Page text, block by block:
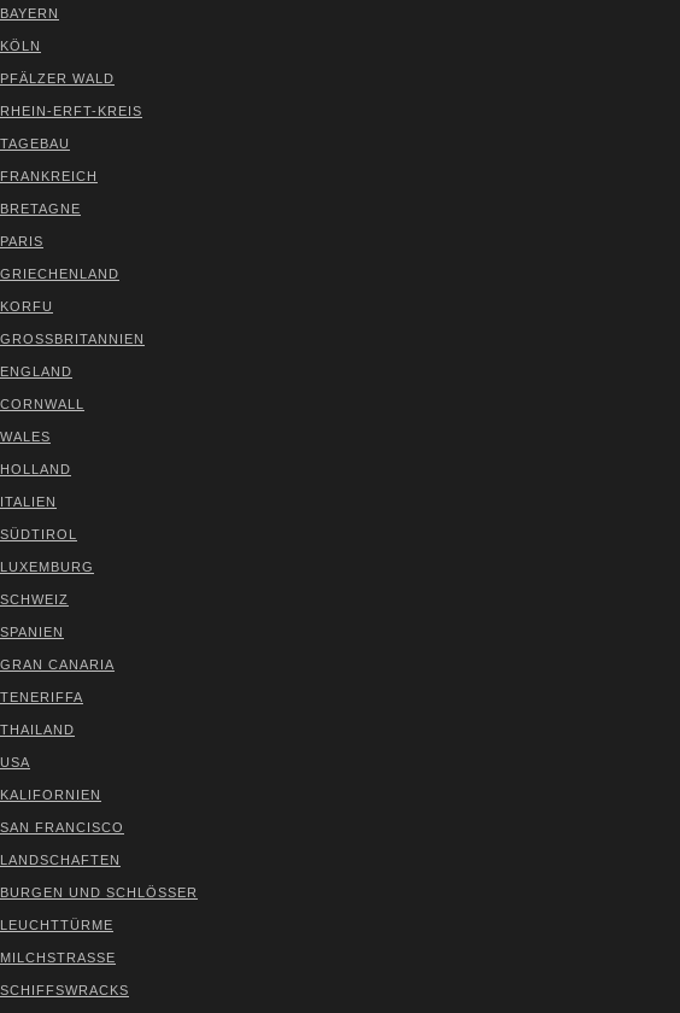
BAY­ERN
KÖLN
PFÄL­ZER WALD
RHEIN-ERFT-KREIS
TAGE­BAU
FRANK­REICH
BRE­TA­GNE
PARIS
GRIE­CHEN­LAND
KOR­FU
GROSS­BRI­TAN­NI­EN
ENG­LAND
CORN­WALL
WALES
HOL­LAND
ITA­LI­EN
SÜD­TI­ROL
LUXEM­BURG
SCHWEIZ
SPA­NI­EN
GRAN CANA­RIA
TENE­RIF­FA
THAI­LAND
USA
KALI­FOR­NI­EN
SAN FRAN­CIS­CO
LAND­SCHAF­TEN
BUR­GEN UND SCHLÖS­SER
LEUCHT­TÜR­ME
MILCH­STRAS­SE
SCHIFFS­WRACKS